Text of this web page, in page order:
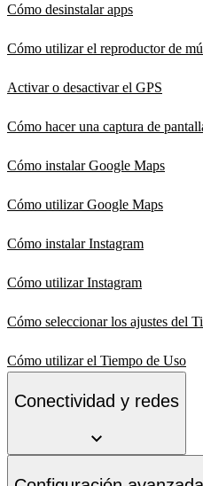
Cómo desinstalar apps
Cómo utilizar el reproductor de
Activar o desactivar el GPS
Cómo hacer una captura de
Cómo instalar Google Maps
Cómo utilizar Google Maps
Cómo instalar Instagram
Cómo utilizar Instagram
Cómo seleccionar los ajustes del
Cómo utilizar el Tiempo de Uso
Conectividad y redes